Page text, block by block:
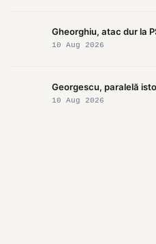
Gheorghiu, atac dur la
10 Aug 2026
Georgescu, paralelă
10 Aug 2026